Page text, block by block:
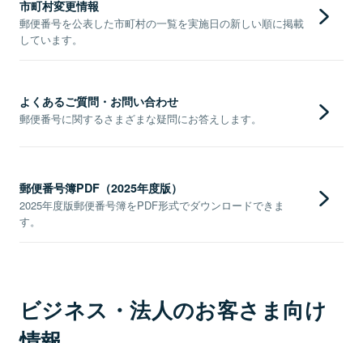
市町村変更情報
郵便番号を公表した市町村の一覧を実施日の新しい順に掲載
しています。
よくあるご質問・お問い合わせ
郵便番号に関するさまざまな疑問にお答えします。
郵便番号簿PDF（2025年度版）
2025年度版郵便番号簿をPDF形式でダウンロードできま
す。
ビジネス・法人のお客さま向け